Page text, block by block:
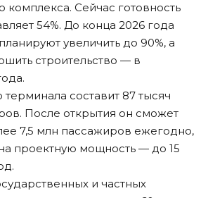
комплекса. Сейчас готовность
54%. До конца 2026 года
увеличить до 90%, а
строительство — в
составит 87 тысяч
После открытия он сможет
7,5 млн пассажиров ежегодно,
проектную мощность — до 15
и частных